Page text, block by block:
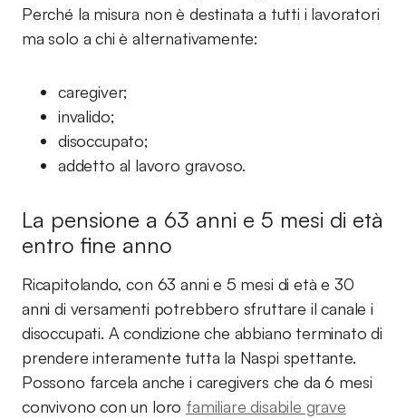
Perché la misura non è destinata a tutti i lavoratori
ma solo a chi è alternativamente:
caregiver;
invalido;
disoccupato;
addetto al lavoro gravoso.
La pensione a 63 anni e 5 mesi di età
entro fine anno
Ricapitolando, con 63 anni e 5 mesi di età e 30
anni di versamenti potrebbero sfruttare il canale i
disoccupati. A condizione che abbiano terminato di
prendere interamente tutta la Naspi spettante.
Possono farcela anche i caregivers che da 6 mesi
convivono con un loro familiare disabile grave